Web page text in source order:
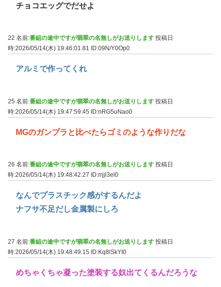
チョコエッグでだせよ
22 名前:番組の途中ですが翡翠の名無しがお送りします 投稿日
時:2026/05/14(木) 19:46:01.81
ID:09N/Y0Op0
アルミで作ってくれ
25 名前:番組の途中ですが翡翠の名無しがお送りします 投稿日
時:2026/05/14(木) 19:47:59.45 ID:nRG5uNao0
MGのガンプラと比べたらゴミのような作りだな
26 名前:番組の途中ですが翡翠の名無しがお送りします 投稿日
時:2026/05/14(木) 19:48:42.27
ID:rrjjl3el0
なんでプラスチック感がするんだよ
ナフサ不足だし金属製にしろ
27 名前:番組の途中ですが翡翠の名無しがお送りします 投稿日
時:2026/05/14(木) 19:48:49.15
ID:Kq8lSkYI0
めちゃくちゃ凝った塗装する奴出てくるんだろうな